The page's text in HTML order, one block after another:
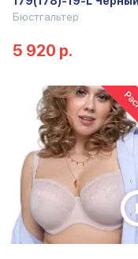
Бюстгальтер
5 920 р.